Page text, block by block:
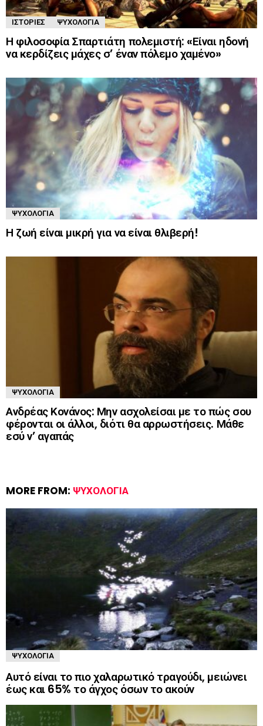
ΙΣΤΟΡΊΕΣ ΨΥΧΟΛΟΓΊΑ
Η φιλοσοφία Σπαρτιάτη πολεμιστή: «Είναι ηδονή
να κερδίζεις μάχες σ’ έναν πόλεμο χαμένο»
ΨΥΧΟΛΟΓΊΑ
Η ζωή είναι μικρή για να είναι θλιβερή!
ΨΥΧΟΛΟΓΊΑ
Ανδρέας Κονάνος: Μην ασχολείσαι με το πώς σου
φέρονται οι άλλοι, διότι θα αρρωστήσεις. Μάθε
εσύ ν’ αγαπάς
MORE FROM: ΨΥΧΟΛΟΓΊΑ
ΨΥΧΟΛΟΓΊΑ
Αυτό είναι το πιο χαλαρωτικό τραγούδι, μειώνει
έως και 65% το άγχος όσων το ακούν